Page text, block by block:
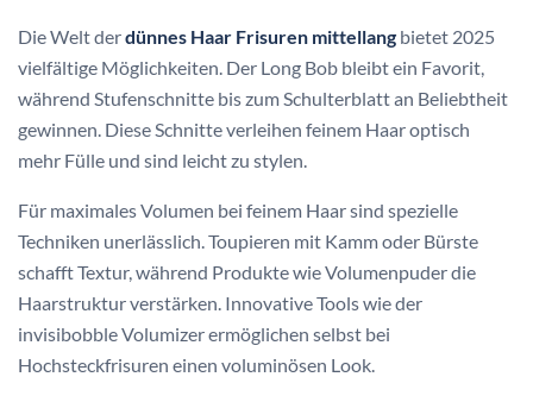
Die Welt derdünnes Haar Frisuren mittellang bietet 2025
vielfältige Möglichkeiten. Der Long Bob bleibt ein Favorit,
während Stufenschnitte bis zum Schulterblatt an Beliebtheit
gewinnen. Diese Schnitte verleihen feinem Haar optisch
mehr Fülle und sind leicht zu stylen.
Für maximales Volumen bei feinem Haar sind spezielle
Techniken unerlässlich. Toupieren mit Kamm oder Bürste
schafft Textur, während Produkte wie Volumenpuder die
Haarstruktur verstärken. Innovative Tools wie der
invisibobble Volumizer ermöglichen selbst bei
Hochsteckfrisuren einen voluminösen Look.